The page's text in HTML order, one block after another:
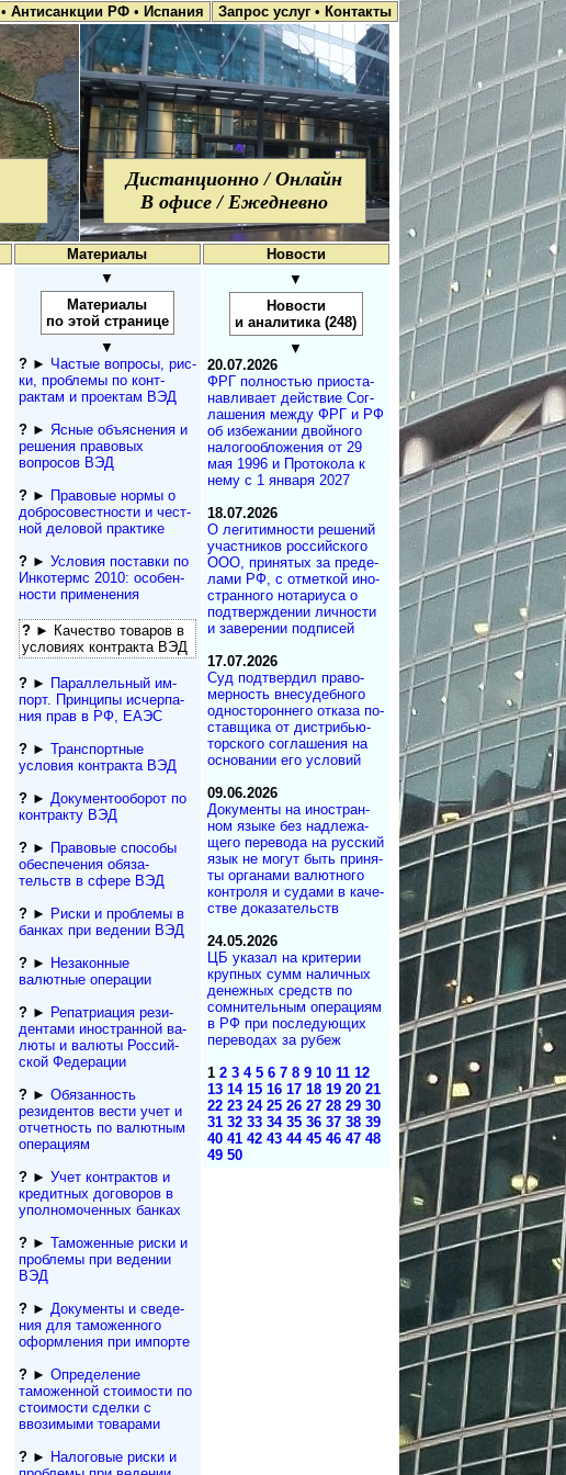
• Антисанкции РФ • Испания Запрос услуг • Контакты
Дистанционно / Онлайн
В офисе / Ежедневно
Материалы Новости
▼
Материалы
по этой странице
▼
?► Частые вопросы, рис­
ки, проблемы по конт­
рактам и проектам ВЭД
?► Ясные объяснения и
решения правовых
вопросов ВЭД
?► Правовые нормы о
добросовестности и чест­
ной деловой практике
?► Условия поставки по
Инкотермс 2010: осо­бен­
нос­ти применения
?► Качество товаров в
условиях контракта ВЭД
?► Параллельный им­
порт. Прин­ци­пы ис­чер­па­
ния прав в РФ, ЕАЭС
?► Транспортные
условия контракта ВЭД
?► Документооборот по
контракту ВЭД
?► Правовые способы
обеспечения обяза­
тельств в сфере ВЭД
?► Риски и проблемы в
банках при ведении ВЭД
?► Незаконные
валютные операции
?► Репатриация ре­зи­
ден­та­ми иностранной ва­
лю­ты и валюты Рос­сий­
ской Федерации
?► Обязанность
резиден­тов вести учет и
отчетность по валютным
операциям
?► Учет контрактов и
кре­дит­ных договоров в
упол­номоченных банках
?► Таможенные риски и
проблемы при ведении
ВЭД
?► Документы и све­де­
ния для та­мо­жен­но­го
офор­м­ле­ния при импорте
?► Определение
таможенной стоимости по
стоимости сделки с
ввозимыми товарами
?► Налоговые риски и
▼
Новости
и аналитика (248)
▼
20.07.2026
ФРГ полностью при­ос­та­
на­в­ли­ва­ет дей­ст­вие Со­г­
ла­ше­ния меж­ду ФРГ и РФ
об из­бе­жа­нии двой­но­го
на­ло­го­об­ло­же­ния от 29
мая 1996 и Про­то­ко­ла к
нему с 1 ян­ва­ря 2027
18.07.2026
О легитимности ре­ше­ний
участ­ни­ков рос­сий­ско­го
ООО, при­ня­тых за пре­де­
ла­ми РФ, с от­мет­кой ино­
ст­ран­но­го но­та­ри­у­са о
под­т­вер­ж­де­нии лич­но­с­ти
и за­ве­ре­нии под­писей
17.07.2026
Суд под­твер­дил пра­во­
мер­ность вне­су­деб­ного
од­но­сто­рон­не­го от­ка­за по­
с­тав­щика от дист­ри­бь­ю­
тор­с­ко­го со­г­ла­ше­ния на
ос­но­ва­нии его ус­ло­вий
09.06.2026
Документы на ино­ст­ран­
ном язы­ке без над­ле­жа­
ще­го пе­ре­во­да на рус­ский
язык не мо­гут быть при­ня­
ты ор­га­на­ми ва­лют­но­го
кон­т­ро­ля и су­да­ми в ка­че­
ст­ве до­ка­за­те­ль­ств
24.05.2026
ЦБ указал на кри­те­рии
круп­ных сумм на­лич­ных
де­неж­ных средств по
сом­ни­тель­ным опе­ра­ци­ям
в РФ при по­сле­ду­ю­щих
пе­ре­во­дах за ру­беж
1 2 3 4 5 6 7 8 9 10 11 12
13 14 15 16 17 18 19 20 21
22 23 24 25 26 27 28 29 30
31 32 33 34 35 36 37 38 39
40 41 42 43 44 45 46 47 48
49 50